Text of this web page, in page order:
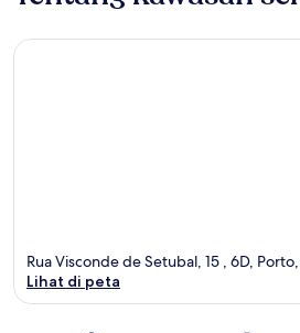
Rua Visconde de Setubal, 15 , 6D,
Lihat di peta